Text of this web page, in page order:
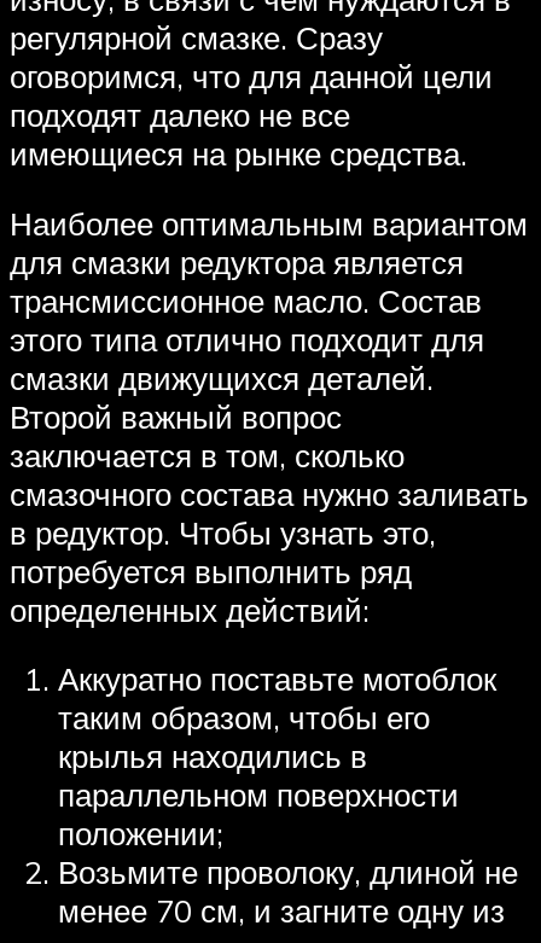
регулярной смазке. Сразу
оговоримся, что для данной цели
подходят далеко не все
имеющиеся на рынке средства.
Наиболее оптимальным вариантом
для смазки редуктора является
трансмиссионное масло. Состав
этого типа отлично подходит для
смазки движущихся деталей.
Второй важный вопрос
заключается в том, сколько
смазочного состава нужно заливать
в редуктор. Чтобы узнать это,
потребуется выполнить ряд
определенных действий:
Аккуратно поставьте мотоблок
таким образом, чтобы его
крылья находились в
параллельном поверхности
положении;
Возьмите проволоку, длиной не
менее 70 см, и загните одну из